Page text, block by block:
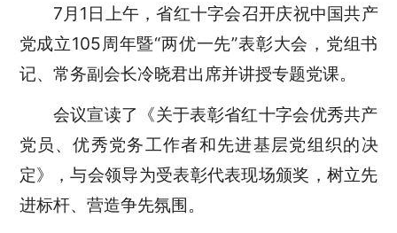
7月1日上午，省红十字会召开庆祝中国共产
党成立105周年暨“两优一先”表彰大会，党组书
记、常务副会长冷晓君出席并讲授专题党课。
会议宣读了《关于表彰省红十字会优秀共产
党员、优秀党务工作者和先进基层党组织的决
定》，与会领导为受表彰代表现场颁奖，树立先
进标杆、营造争先氛围。